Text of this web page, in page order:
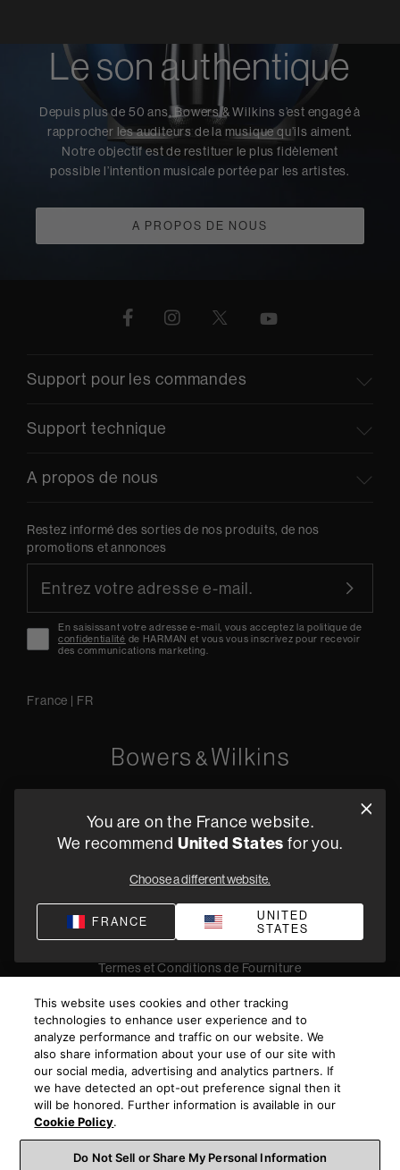
Le son authentique
Depuis plus de 50 ans, Bowers & Wilkins s’est engagé à
rapprocher les auditeurs de la musique qu’ils aiment.
Notre objectif est de restituer le plus fidèlement
possible l’intention musicale portée par les artistes.
A PROPOS DE NOUS
Support pour les commandes
Support technique
A propos de nous
Restez informé des sorties de nos produits, de nos
promotions et annonces
En saisissant votre adresse e-mail, vous acceptez la politique de
confidentialité de HARMAN et vous vous inscrivez pour recevoir
des communications marketing.
France | FR
+33 (1) 89 54 63 64
Politique de confidentialitéConditions de venteCompliance
Termes et Conditions de Fourniture
© 2026 Harman International Industries, Incorporated. All
rights reserved.
You are on the France website.
We recommend United States for you.
Choose a different website.
FRANCE
UNITED
STATES
This website uses cookies and other tracking
technologies to enhance user experience and to
analyze performance and traffic on our website. We
also share information about your use of our site with
our social media, advertising and analytics partners. If
we have detected an opt-out preference signal then it
will be honored. Further information is available in our
Cookie Policy.
Do Not Sell or Share My Personal Information